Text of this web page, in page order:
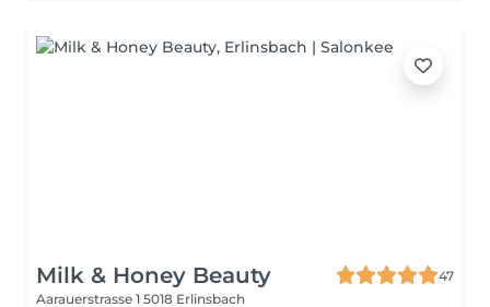
Milk & Honey Beauty
47
Aarauerstrasse 1 5018 Erlinsbach